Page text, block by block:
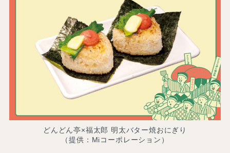
どんどん亭×福太郎 明太バター焼おにぎり
（提供：Miコーポレーション）